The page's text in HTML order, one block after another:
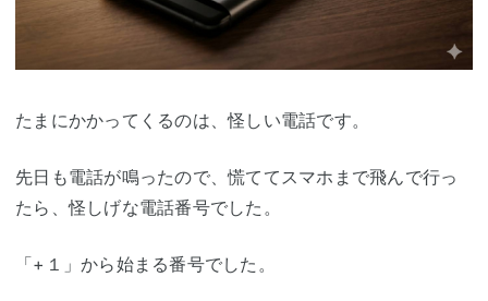
たまにかかってくるのは、怪しい電話です。
先日も電話が鳴ったので、慌ててスマホまで飛んで行っ
たら、怪しげな電話番号でした。
「+１」から始まる番号でした。